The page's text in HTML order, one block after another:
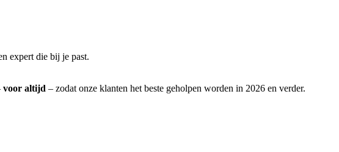
expert die bij je past.
voor altijd – zodat onze klanten het beste geholpen worden in 2026 en verder.